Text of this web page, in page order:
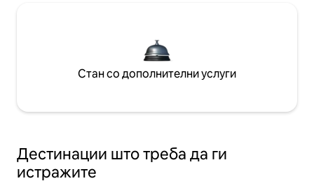
Стан со дополнителни услуги
Дестинации што треба да ги
истражите